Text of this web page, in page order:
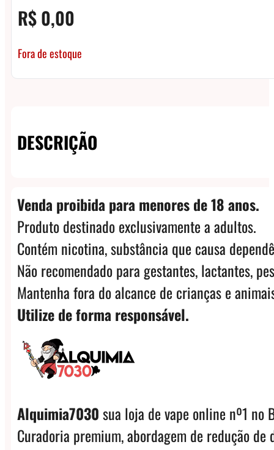
R$0,00
Fora de estoque
DESCRIÇÃO
Venda proibida para menores de 18 anos.
Produto destinado exclusivamente a adultos.
Contém nicotina, substância que causa
Não recomendado para gestantes, lactantes,
Mantenha fora do alcance de crianças e
Utilize de forma responsável.
Alquimia7030sua loja de vape online nº1 no
Curadoria premium, abordagem de redução